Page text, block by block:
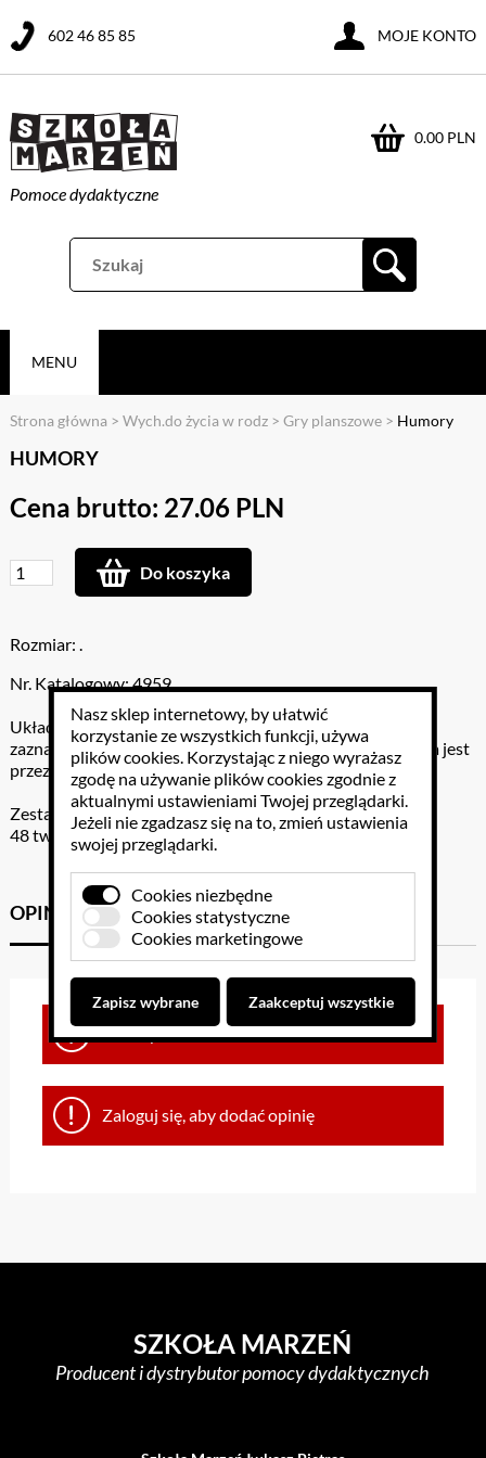
Pomoce dydaktyczne
0.00 PLN
602 46 85 85 MOJE KONTO
MENU
Strona główna > Wych.do życia w rodz> Gry planszowe> Humory
HUMORY
Cena brutto: 27.06 PLN
Do koszyka
Rozmiar: .
Nr. Katalogowy: 4959
Układanka edukacyjna dla najmłodszych ma na celu
zaznajomienie dzieci z różnymi stanami uczuć i emocji. Gra jest
przeznaczona dla 2 osób.
Zestaw gry zawiera:
48 twardych plakietek o wymiarach 7,5x7,5 cm
OPINIE KLIENTÓW GPSR
Brak opinii dla towaru
Zaloguj się, aby dodać opinię
SZKOŁA MARZEŃ
Producent i dystrybutor pomocy dydaktycznych
Nasz sklep internetowy, by ułatwić
korzystanie ze wszystkich funkcji, używa
plików cookies. Korzystając z niego wyrażasz
zgodę na używanie plików cookies zgodnie z
aktualnymi ustawieniami Twojej przeglądarki.
Jeżeli nie zgadzasz się na to, zmień ustawienia
swojej przeglądarki.
Cookies niezbędne
Cookies statystyczne
Cookies marketingowe
Zapisz wybrane Zaakceptuj wszystkie